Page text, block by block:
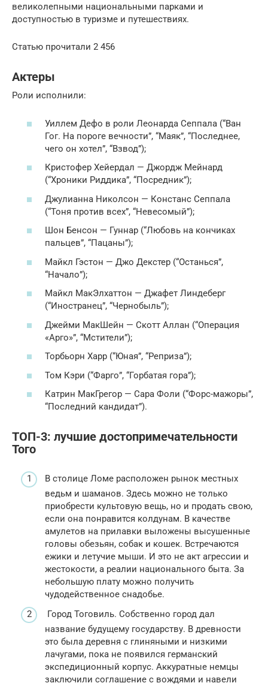
великолепными национальными парками и
доступностью в туризме и путешествиях.
Статью прочитали 2 456
Актеры
Роли исполнили:
Уиллем Дефо в роли Леонарда Сеппала (“Ван
Гог. На пороге вечности”, “Маяк”, “Последнее,
чего он хотел”, “Взвод”);
Кристофер Хейердал — Джордж Мейнард
(“Хроники Риддика”, “Посредник”);
Джулианна Николсон — Констанс Сеппала
(“Тоня против всех”, “Невесомый”);
Шон Бенсон — Гуннар (“Любовь на кончиках
пальцев”, “Пацаны”);
Майкл Гэстон — Джо Декстер (“Останься”,
“Начало”);
Майкл МакЭлхаттон — Джафет Линдеберг
(“Иностранец”, “Чернобыль”);
Джейми МакШейн — Скотт Аллан (“Операция
«Арго»”, “Мстители”);
Торбьорн Харр (“Юная”, “Реприза”);
Том Кэри (“Фарго”, “Горбатая гора”);
Катрин МакГрегор — Сара Фоли (“Форс-мажоры”,
“Последний кандидат”).
ТОП-3: лучшие достопримечательности
Того
В столице Ломе расположен рынок местных
ведьм и шаманов. Здесь можно не только
приобрести культовую вещь, но и продать свою,
если она понравится колдунам. В качестве
амулетов на прилавки выложены высушенные
головы обезьян, собак и кошек. Встречаются
ежики и летучие мыши. И это не акт агрессии и
жестокости, а реалии национального быта. За
небольшую плату можно получить
чудодейственное снадобье.
Город Тоговиль. Собственно город дал
название будущему государству. В древности
это была деревня с глиняными и низкими
лачугами, пока не появился германский
экспедиционный корпус. Аккуратные немцы
заключили соглашение с вождями и навели